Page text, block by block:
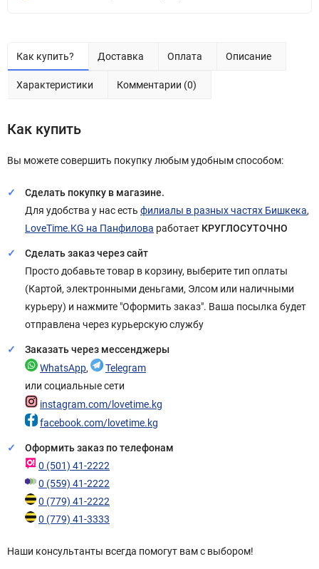
Как купить? Доставка Оплата Описание
Характеристики Комментарии (0)
Как купить
Вы можете совершить покупку любым удобным способом:
Сделать покупку в магазине.
Для удобства у нас есть филиалы в разных частях Бишкека,
LoveTime.KG на Панфилова работает КРУГЛОСУТОЧНО
Сделать заказ через сайт
Просто добавьте товар в корзину, выберите тип оплаты
(Картой, электронными деньгами, Элсом или наличными
курьеру) и нажмите "Оформить заказ". Ваша посылка будет
отправлена через курьерскую службу
Заказать через мессенджеры
WhatsApp,
Telegram
или социальные сети
instagram.com/lovetime.kg
facebook.com/lovetime.kg
Оформить заказ по телефонам
0 (501) 41-2222
0 (559) 41-2222
0 (779) 41-2222
0 (779) 41-3333
Наши консультанты всегда помогут вам с выбором!